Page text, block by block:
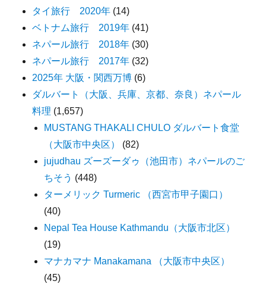
タイ旅行 2020年 (14)
ベトナム旅行 2019年 (41)
ネパール旅行 2018年 (30)
ネパール旅行 2017年 (32)
2025年 大阪・関西万博 (6)
ダルバート（大阪、兵庫、京都、奈良）ネパール
料理 (1,657)
MUSTANG THAKALI CHULO ダルバート食堂
（大阪市中央区）
(82)
jujudhau ズーズーダゥ（池田市）ネパールのご
ちそう (448)
ターメリック Turmeric （西宮市甲子園口）
(40)
Nepal Tea House Kathmandu（大阪市北区）
(19)
マナカマナ Manakamana （大阪市中央区）
(45)